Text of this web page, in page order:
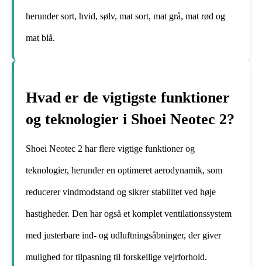
herunder sort, hvid, sølv, mat sort, mat grå, mat rød og
mat blå.
Hvad er de vigtigste funktioner
og teknologier i Shoei Neotec 2?
Shoei Neotec 2 har flere vigtige funktioner og
teknologier, herunder en optimeret aerodynamik, som
reducerer vindmodstand og sikrer stabilitet ved høje
hastigheder. Den har også et komplet ventilationssystem
med justerbare ind- og udluftningsåbninger, der giver
mulighed for tilpasning til forskellige vejrforhold.